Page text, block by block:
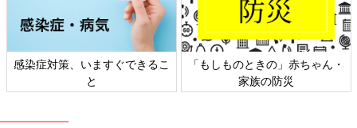
感染症対策、いますぐできるこ
と
「もしものときの」赤ちゃん・
家族の防災